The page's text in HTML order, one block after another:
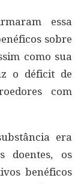
essa
sobre
como sua
o déficit de
com
era
doentes, os
benéficos